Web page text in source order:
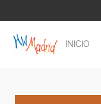
direct
naar
INICIO